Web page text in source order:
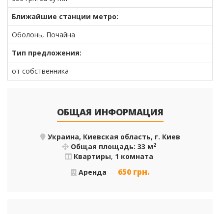
Ближайшие станции метро:
Оболонь, Почайна
Тип предложения:
от собственника
ОБЩАЯ ИНФОРМАЦИЯ
Украина, Киевская область, г. Киев
Общая площадь: 33 м2
Квартиры, 1 комната
Аренда — 650 грн.